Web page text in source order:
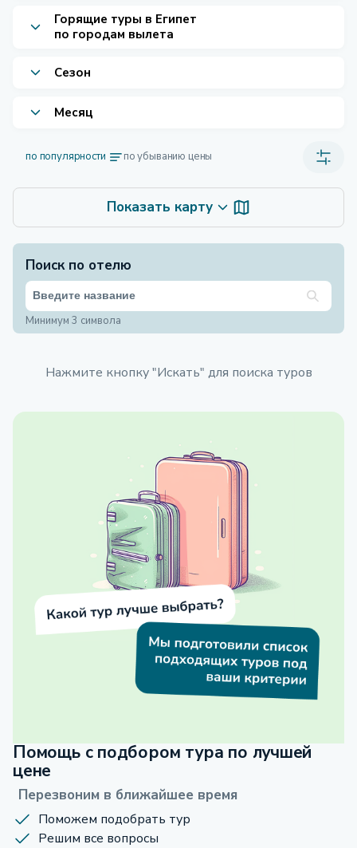
Горящие туры в Египет
по городам вылета
Сезон
Месяц
по популярности по убыванию цены
Показать карту
Поиск по отелю
Минимум 3 символа
Нажмите кнопку "Искать" для поиска туров
Помощь с подбором тура по лучшей
цене
Перезвоним в ближайшее время
Поможем подобрать тур
Решим все вопросы